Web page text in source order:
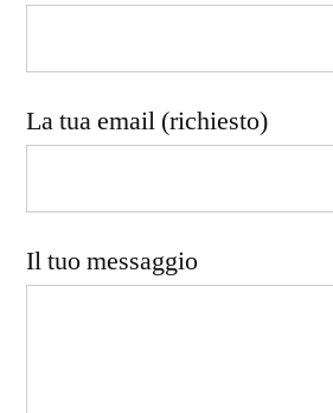
La tua email (richiesto)
Il tuo messaggio